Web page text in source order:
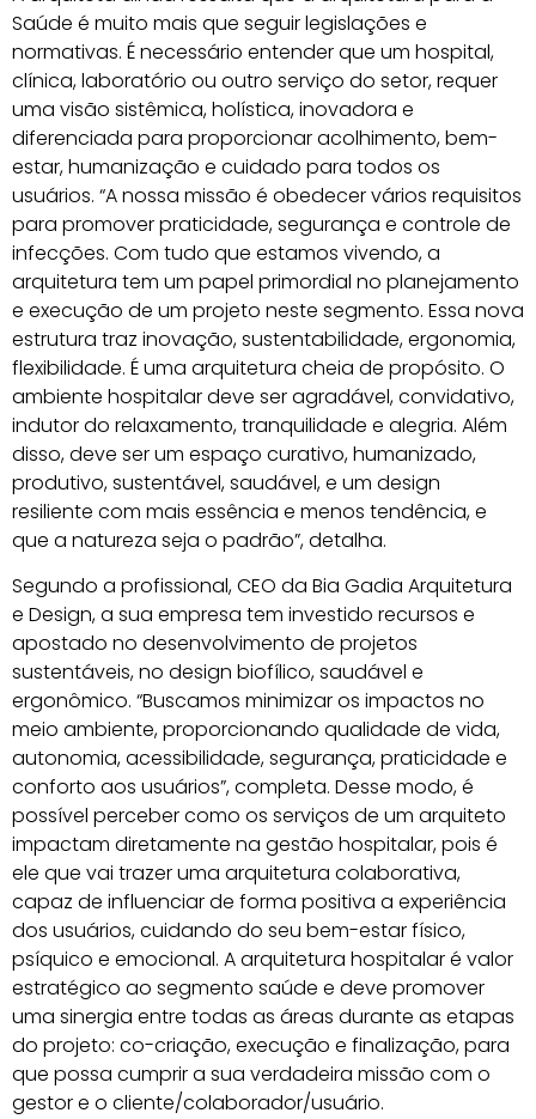
Saúde é muito mais que seguir legislações e
normativas. É necessário entender que um hospital,
clínica, laboratório ou outro serviço do setor, requer
uma visão sistêmica, holística, inovadora e
diferenciada para proporcionar acolhimento, bem-
estar, humanização e cuidado para todos os
usuários.⁣⁣ “A nossa missão é obedecer vários requisitos
para promover praticidade, segurança e controle de
infecções. Com tudo que estamos vivendo, a
arquitetura tem um papel primordial no planejamento
e execução de um projeto neste segmento. Essa nova
estrutura traz inovação, sustentabilidade, ergonomia,
flexibilidade. É uma arquitetura cheia de propósito. O
ambiente hospitalar deve ser agradável, convidativo,
indutor do relaxamento, tranquilidade e alegria. Além
disso, deve ser um espaço curativo, humanizado,
produtivo, sustentável, saudável, e um design
resiliente com mais essência e menos tendência, e
que a natureza seja o padrão”, detalha. ⁣⁣
Segundo a profissional, CEO da Bia Gadia Arquitetura
e Design, a sua empresa tem investido recursos e
apostado no desenvolvimento de projetos
sustentáveis, no design biofílico, saudável e
ergonômico. “Buscamos minimizar os impactos no
meio ambiente, proporcionando qualidade de vida,
autonomia, acessibilidade, segurança, praticidade e
conforto aos usuários”, completa. Desse modo, é
possível perceber como os serviços de um arquiteto
impactam diretamente na gestão hospitalar, pois é
ele que vai trazer uma arquitetura colaborativa,
capaz de influenciar de forma positiva a experiência
dos usuários, cuidando do seu bem-estar físico,
psíquico e emocional. A arquitetura hospitalar é valor
estratégico ao segmento saúde e deve promover
uma sinergia entre todas as áreas durante as etapas
do projeto: co-criação, execução e finalização, para
que possa cumprir a sua verdadeira missão com o
gestor e o cliente/colaborador/usuário.